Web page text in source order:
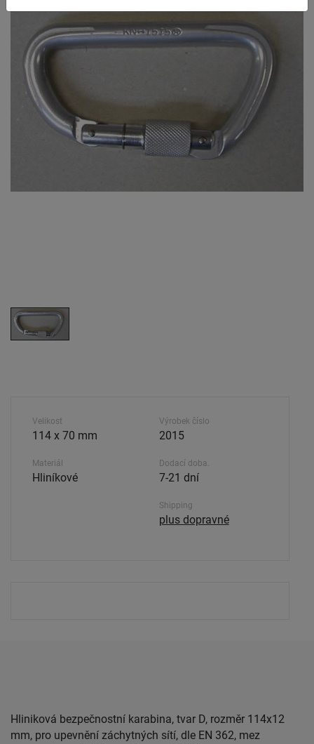
Velikost
114 x 70 mm
Materiál
Hliníkové
Výrobek číslo
2015
Dodací doba.
7-21 dní
Shipping
plus dopravné
Hliniková bezpečnostní karabina, tvar D, rozměr 114x12
mm, pro upevnění záchytných sítí, dle EN 362, mez